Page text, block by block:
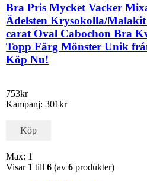
Bra Pris Mycket Vacker
Ädelsten Krysokolla/Malakit
carat Oval Cabochon Bra
Topp Färg Mönster Unik
Köp Nu!
753kr
Kampanj: 301kr
Köp
Max: 1
Visar 1 till6 (av6 produkter)